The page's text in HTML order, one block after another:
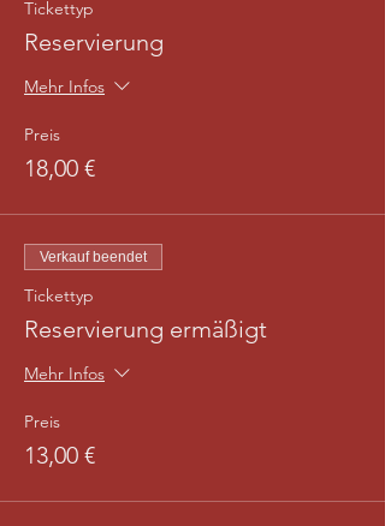
Tickettyp
Reservierung
Mehr Infos
Preis
18,00 €
Verkauf beendet
Tickettyp
Reservierung ermäßigt
Mehr Infos
Preis
13,00 €